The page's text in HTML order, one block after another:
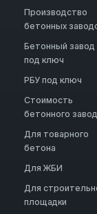
Производство
бетонных
Бетонный завод
под ключ
РБУ под ключ
Стоимость
бетонного
Для товарного
бетона
Для ЖБИ
Для
площадки